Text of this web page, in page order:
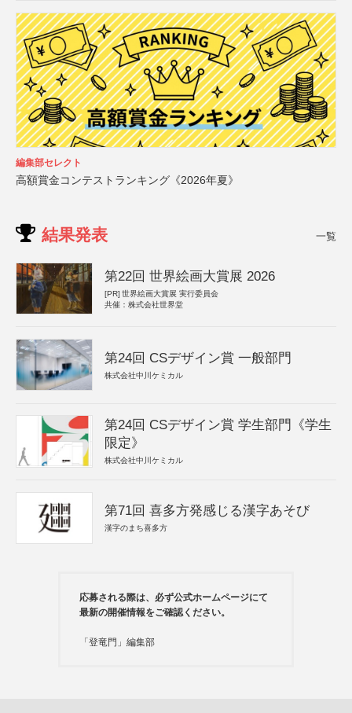
編集部セレクト
高額賞金コンテストランキング《2026年夏》
結果発表 一覧
第22回 世界絵画大賞展 2026
[PR] 世界絵画大賞展 実行委員会
共催：株式会社世界堂
第24回 CSデザイン賞 一般部門
株式会社中川ケミカル
第24回 CSデザイン賞 学生部門《学生
限定》
株式会社中川ケミカル
第71回 喜多方発感じる漢字あそび
漢字のまち喜多方
応募される際は、必ず公式ホームページにて
最新の開催情報をご確認ください。
「登竜門」編集部